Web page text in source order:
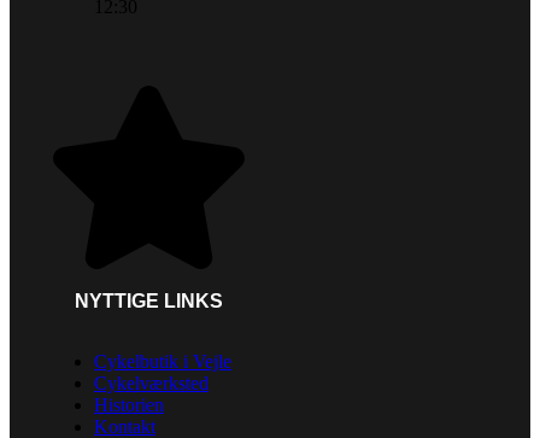
12:30
NYTTIGE LINKS
Cykelbutik i Vejle
Cykelværksted
Historien
Kontakt